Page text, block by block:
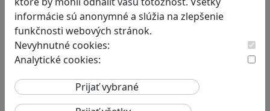
informácie sú anonymné a slúžia na zlepšenie
funkčnosti webových stránok.
Nevyhnutné cookies:
Analytické cookies:
RECENZIE
Valiant Hearts: Keď sa videohra
stáva učebnicou histórie
Nie je to len obyčajná hra, ale aj vzdelávací…